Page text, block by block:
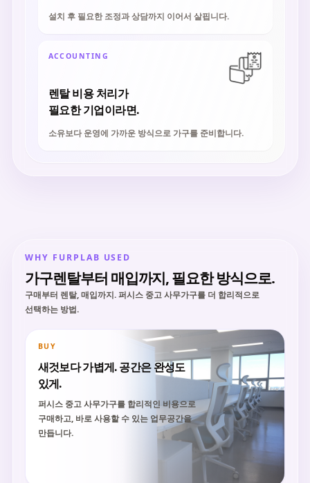
WHY FURPLAB USED
가구렌탈부터 매입까지, 필요한 방식으로.
구매부터 렌탈, 매입까지. 퍼시스 중고 사무가구를 더 합리적으로
선택하는 방법.
BUY
새것보다 가볍게. 공간은 완성도
있게.
퍼시스 중고 사무가구를 합리적인 비용으로
구매하고, 바로 사용할 수 있는 업무공간을
만듭니다.
설치 후 필요한 조정과 상담까지 이어서 살핍니다.
ACCOUNTING
렌탈 비용 처리가
필요한 기업이라면.
소유보다 운영에 가까운 방식으로 가구를 준비합니다.